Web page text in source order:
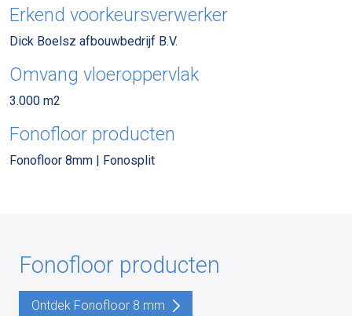
Erkend voorkeursverwerker
Dick Boelsz afbouwbedrijf B.V.
Omvang vloeroppervlak
3.000 m2
Fonofloor producten
Fonofloor 8mm | Fonosplit
Fonofloor producten
Ontdek Fonofloor 8 mm